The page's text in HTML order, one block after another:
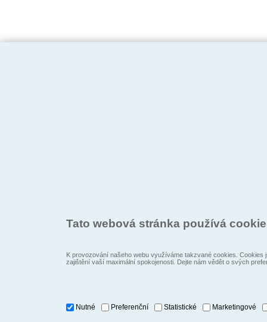
Tato webová stránka používá
K provozování našeho webu využíváme takzvané cookies.
zajištění vaší maximální spokojenosti. Dejte nám vědět o svých
Nutné Preferenční Statistické Marketingové